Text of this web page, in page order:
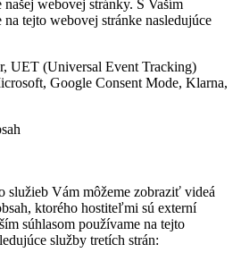
webovej stránky. S Vaším
na tejto webovej stránke nasledujúce
UET (Universal Event Tracking)
Google Consent Mode, Klarna,
služieb Vám môžeme zobraziť videá
ktorého hostiteľmi sú externí
súhlasom používame na tejto
služby tretích strán: